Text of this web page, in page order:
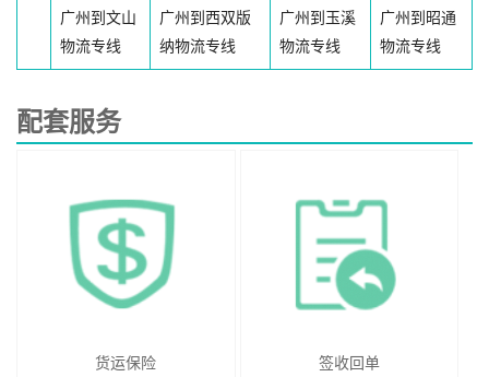
广州到文山
物流专线
广州到西双版
纳物流专线
广州到玉溪
物流专线
广州到昭通
物流专线
配套服务
货运保险 签收回单